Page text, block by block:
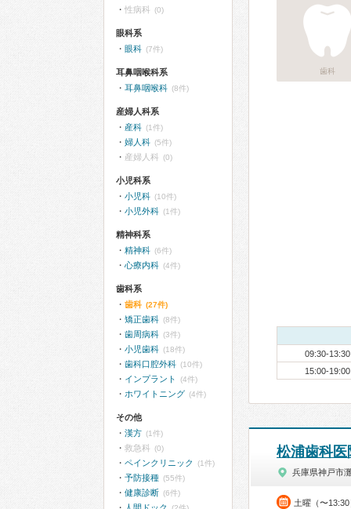
歯科
09:30-13:30
15:00-19:00
松浦歯科医
兵庫県神戸市
土曜（〜13:30
性病科 (0)
眼科系
眼科 (7件)
耳鼻咽喉科系
耳鼻咽喉科 (8件)
産婦人科系
産科 (1件)
婦人科 (5件)
産婦人科 (0)
小児科系
小児科 (10件)
小児外科 (1件)
精神科系
精神科 (6件)
心療内科 (4件)
歯科系
歯科 (27件)
矯正歯科 (8件)
歯周病科 (3件)
小児歯科 (18件)
歯科口腔外科 (10件)
インプラント (4件)
ホワイトニング (4件)
その他
漢方 (1件)
救急科 (0)
ペインクリニック (1件)
予防接種 (55件)
健康診断 (6件)